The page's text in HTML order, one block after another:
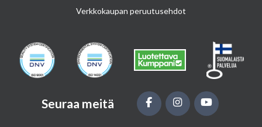
Verkkokaupan peruutusehdot
Seuraa meitä